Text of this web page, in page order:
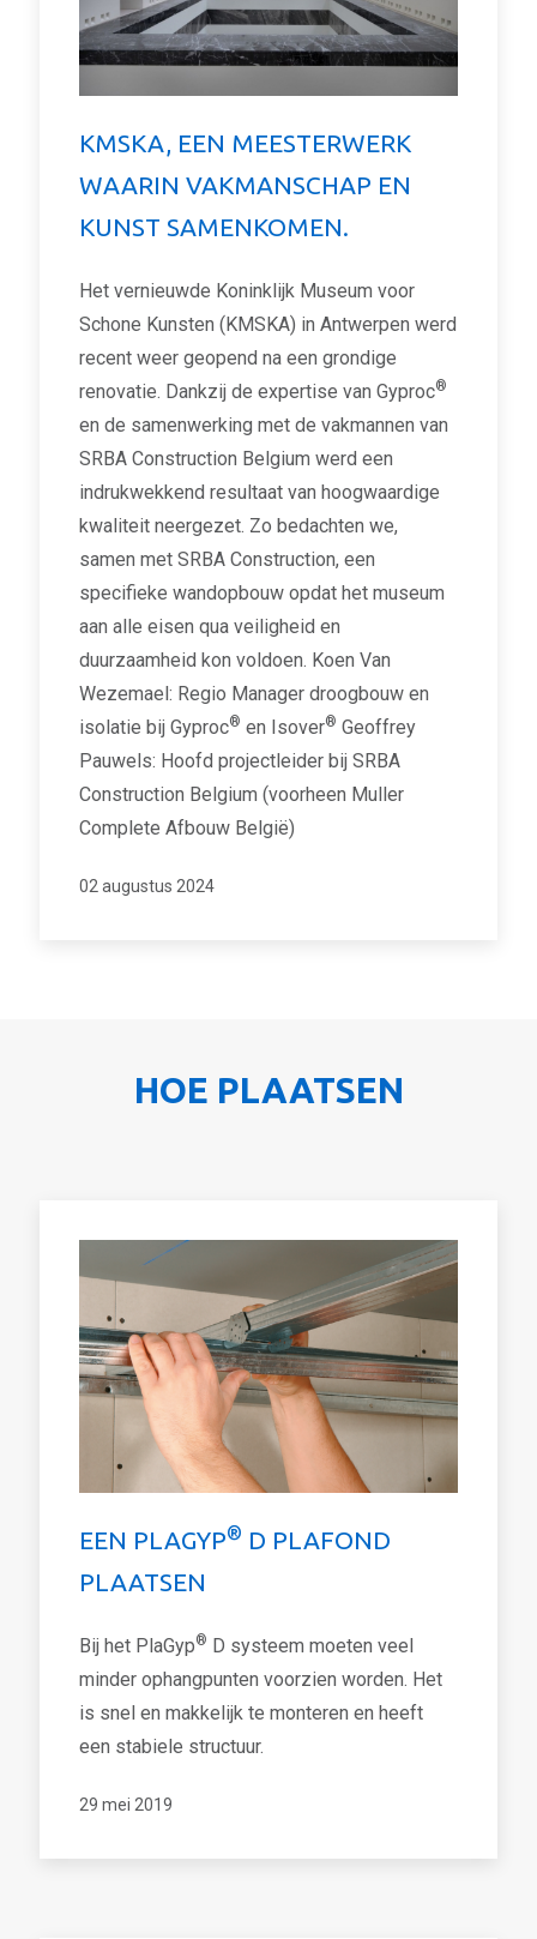
KMSKA, EEN MEESTERWERK
WAARIN VAKMANSCHAP EN
KUNST SAMENKOMEN.
Het vernieuwde Koninklijk Museum voor
Schone Kunsten (KMSKA) in Antwerpen werd
recent weer geopend na een grondige
renovatie. Dankzij de expertise van Gyproc®
en de samenwerking met de vakmannen van
SRBA Construction Belgium werd een
indrukwekkend resultaat van hoogwaardige
kwaliteit neergezet. Zo bedachten we,
samen met SRBA Construction, een
specifieke wandopbouw opdat het museum
aan alle eisen qua veiligheid en
duurzaamheid kon voldoen. Koen Van
Wezemael: Regio Manager droogbouw en
isolatie bij Gyproc® en Isover® Geoffrey
Pauwels: Hoofd projectleider bij SRBA
Construction Belgium (voorheen Muller
Complete Afbouw België)
02 augustus 2024
HOE PLAATSEN
EEN PLAGYP® D PLAFOND
PLAATSEN
Bij het PlaGyp® D systeem moeten veel
minder ophangpunten voorzien worden. Het
is snel en makkelijk te monteren en heeft
een stabiele structuur.
29 mei 2019